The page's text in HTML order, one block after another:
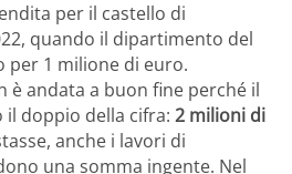
per il castello di
quando il dipartimento del
per 1 milione di euro.
è andata a buon fine perché il
doppio della cifra: 2 milioni di
anche i lavori di
una somma ingente. Nel